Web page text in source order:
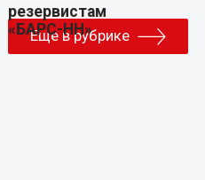
Еще в рубрике